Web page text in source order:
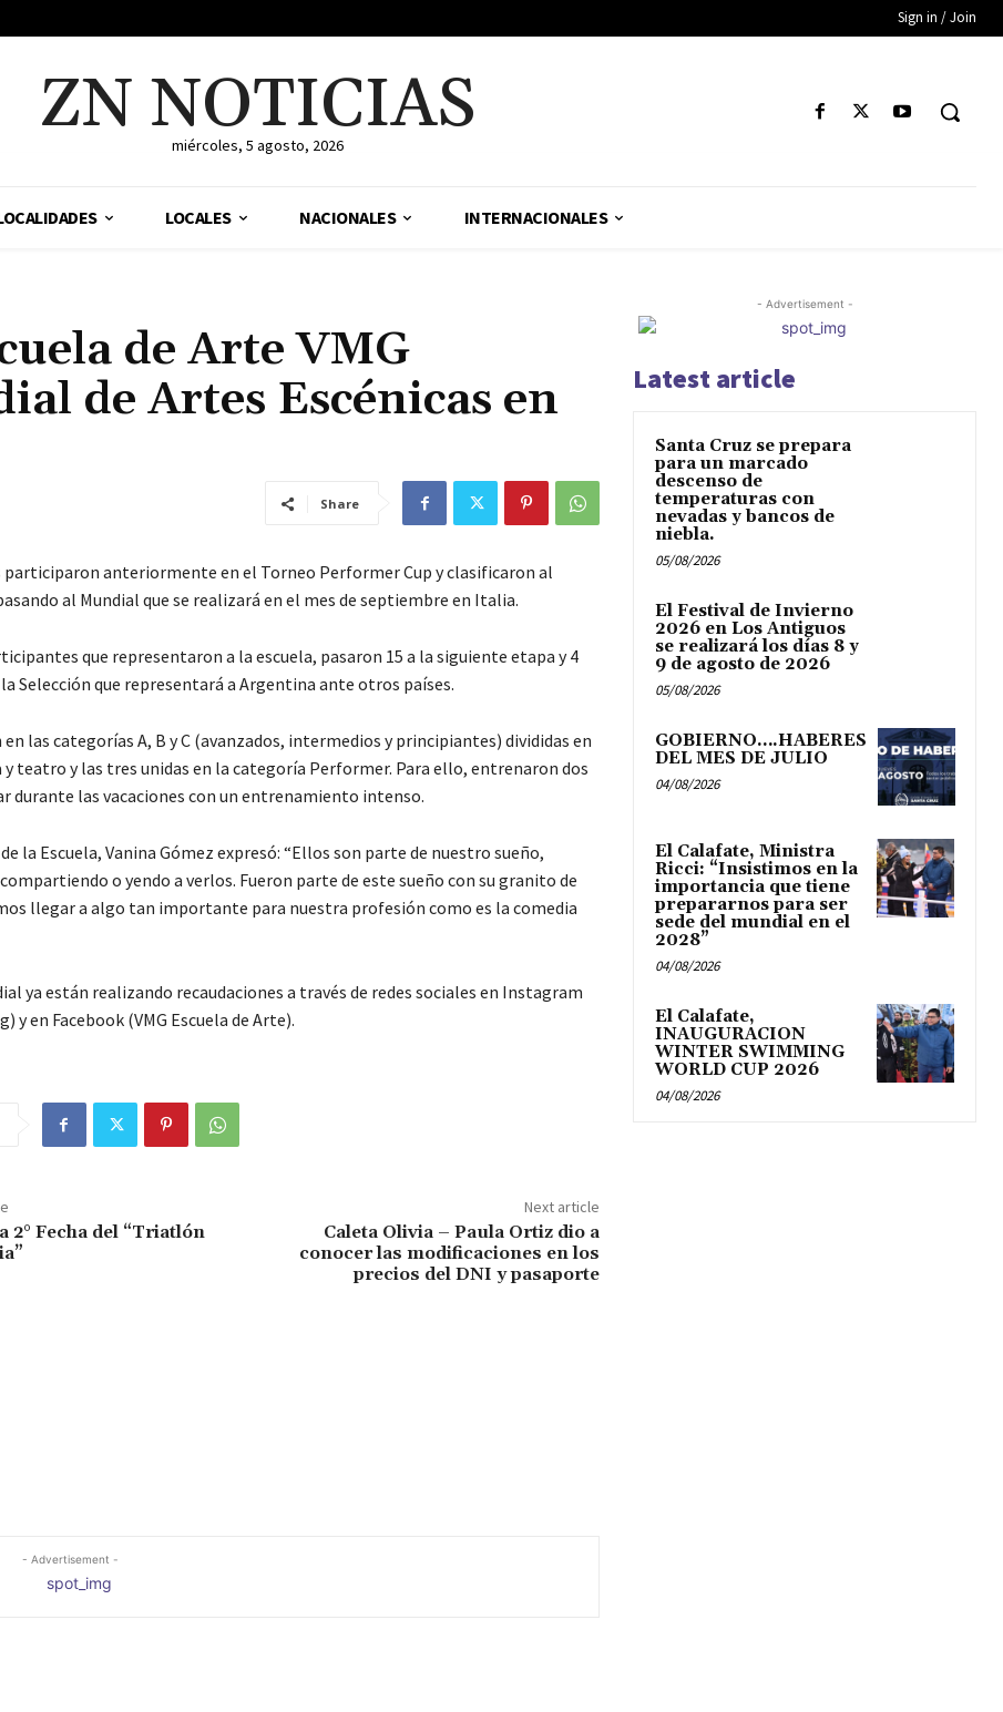
Sign in / Join
ZN NOTICIAS
miércoles, 5 agosto, 2026
LOCALES NACIONALES INTERNACIONALES
de Arte VMG
de Artes Escénicas en
Share
participaron anteriormente en el Torneo Performer Cup y clasificaron al
al Mundial que se realizará en el mes de septiembre en Italia.
que representaron a la escuela, pasaron 15 a la siguiente etapa y 4
Selección que representará a Argentina ante otros países.
las categorías A, B y C (avanzados, intermedios y principiantes) divididas en
y teatro y las tres unidas en la categoría Performer. Para ello, entrenaron dos
durante las vacaciones con un entrenamiento intenso.
la Escuela, Vanina Gómez expresó: “Ellos son parte de nuestro sueño,
o yendo a verlos. Fueron parte de este sueño con su granito de
llegar a algo tan importante para nuestra profesión como es la comedia
ya están realizando recaudaciones a través de redes sociales en Instagram
y en Facebook (VMG Escuela de Arte).
2° Fecha del “Triatlón
Next article
Caleta Olivia – Paula Ortiz dio a
conocer las modificaciones en los
precios del DNI y pasaporte
- Advertisement -
- Advertisement -
Latest article
Santa Cruz se prepara
para un marcado
descenso de
temperaturas con
nevadas y bancos de
niebla.
05/08/2026
El Festival de Invierno
2026 en Los Antiguos
se realizará los días 8 y
9 de agosto de 2026
05/08/2026
GOBIERNO….HABERES
DEL MES DE JULIO
04/08/2026
El Calafate, Ministra
Ricci: “Insistimos en la
importancia que tiene
prepararnos para ser
sede del mundial en el
2028”
04/08/2026
El Calafate,
INAUGURACION
WINTER SWIMMING
WORLD CUP 2026
04/08/2026